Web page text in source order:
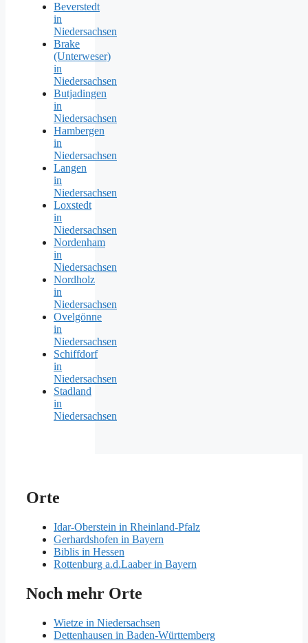
Beverstedt
in
Niedersachsen
Brake
(Unterweser)
in
Niedersachsen
Butjadingen
in
Niedersachsen
Hambergen
in
Niedersachsen
Langen
in
Niedersachsen
Loxstedt
in
Niedersachsen
Nordenham
in
Niedersachsen
Nordholz
in
Niedersachsen
Ovelgönne
in
Niedersachsen
Schiffdorf
in
Niedersachsen
Stadland
in
Niedersachsen
Orte
Idar-Oberstein in Rheinland-Pfalz
Gerhardshofen in Bayern
Biblis in Hessen
Rottenburg a.d.Laaber in Bayern
Noch mehr Orte
Wietze in Niedersachsen
Dettenhausen in Baden-Württemberg